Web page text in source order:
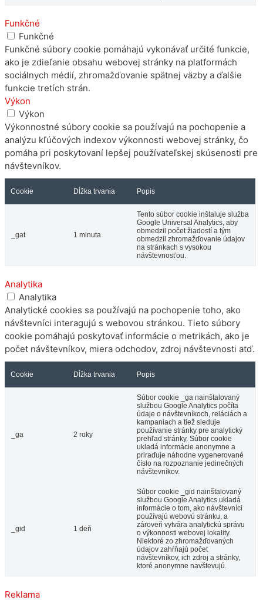
Funkčné
Funkčné
Funkčné súbory cookie pomáhajú vykonávať určité funkcie,
ako je zdieľanie obsahu webovej stránky na platformách
sociálnych médií, zhromažďovanie spätnej väzby a ďalšie
funkcie tretích strán.
Výkon
Výkon
Výkonnostné súbory cookie sa používajú na pochopenie a
analýzu kľúčových indexov výkonnosti webovej stránky, čo
pomáha pri poskytovaní lepšej používateľskej skúsenosti pre
návštevníkov.
Cookie Dĺžka trvania Popis
_gat 1 minuta
Tento súbor cookie inštaluje služba
Google Universal Analytics, aby
obmedzil počet žiadostí a tým
obmedzil zhromažďovanie údajov
na stránkach s vysokou
návštevnosťou.
Analytika
Analytika
Analytické cookies sa používajú na pochopenie toho, ako
návštevníci interagujú s webovou stránkou. Tieto súbory
cookie pomáhajú poskytovať informácie o metrikách, ako je
počet návštevníkov, miera odchodov, zdroj návštevnosti atď.
Cookie Dĺžka trvania Popis
_ga 2 roky
Súbor cookie _ga nainštalovaný
službou Google Analytics počíta
údaje o návštevníkoch, reláciách a
kampaniach a tiež sleduje
používanie stránky pre analytický
prehľad stránky. Súbor cookie
ukladá informácie anonymne a
priraďuje náhodne vygenerované
číslo na rozpoznanie jedinečných
návštevníkov.
_gid 1 deň
Súbor cookie _gid nainštalovaný
službou Google Analytics ukladá
informácie o tom, ako návštevníci
používajú webovú stránku, a
zároveň vytvára analytickú správu
o výkonnosti webovej lokality.
Niektoré zo zhromažďovaných
údajov zahŕňajú počet
návštevníkov, ich zdroj a stránky,
ktoré anonymne navštevujú.
Reklama